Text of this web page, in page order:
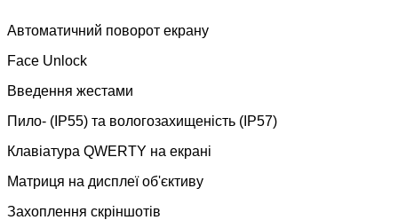
Автоматичний поворот екрану
Face Unlock
Введення жестами
Пило- (IP55) та вологозахищеність (IP57)
Клавіатура QWERTY на екрані
Матриця на дисплеї об'єктиву
Захоплення скріншотів